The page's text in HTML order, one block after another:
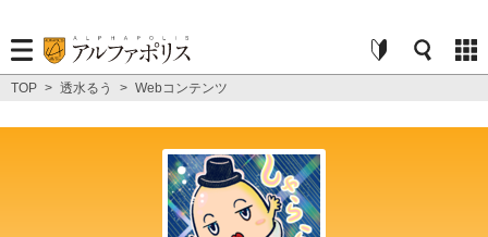
TOP > 透水るう > Webコンテンツ